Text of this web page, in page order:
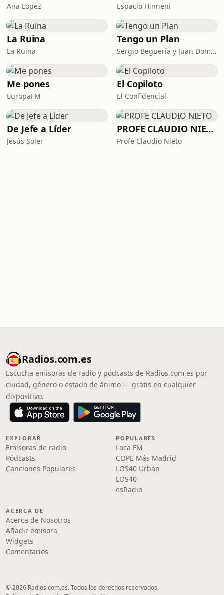
Ana Lopez Espacio Hinneni
La Ruina
La Ruina
Tengo un Plan
Sergio Beguería y Juan Domínguez
Me pones
EuropaFM
El Copiloto
El Confidencial
De Jefe a Líder
Jesús Soler
PROFE CLAUDIO NIETO
Profe Claudio Nieto
Radios.com.es
Escucha emisoras de radio y pódcasts de Radios.com.es por
ciudad, género o estado de ánimo — gratis en cualquier
dispositivo.
EXPLORAR
Emisoras de radio
Pódcasts
Canciones Populares
POPULARES
Loca FM
COPE Más Madrid
LOS40 Urban
LOS40
esRadio
ACERCA DE
Acerca de Nosotros
Añadir emisora
Widgets
Comentarios
© 2026 Radios.com.es. Todos los derechos reservados.